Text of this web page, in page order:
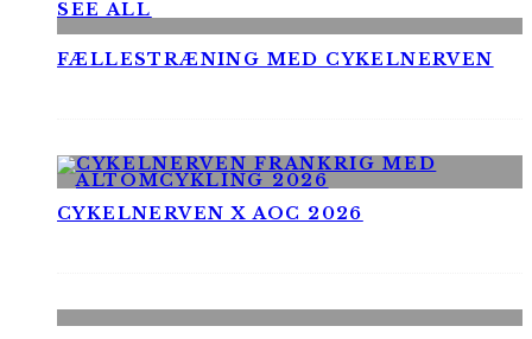
SEE ALL
FÆLLESTRÆNING MED CYKELNERVEN
CYKELNERVEN X AOC 2026